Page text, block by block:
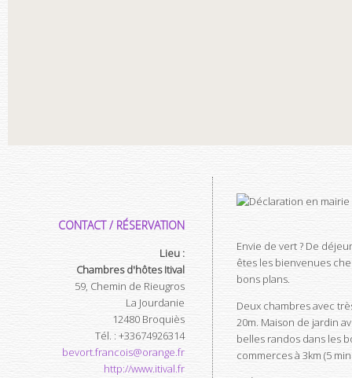
CONTACT / RÉSERVATION
Lieu :
Chambres d'hôtes Itival
59, Chemin de Rieugros
La Jourdanie
12480 Broquiès
Tél. : +33674926314
bevort.francois@orange.fr
http://www.itival.fr
Envie de vert ? De
êtes les bienvenues
bons plans.
Deux chambres avec
20m. Maison de jardin
belles randos dans les
commerces à 3km (5